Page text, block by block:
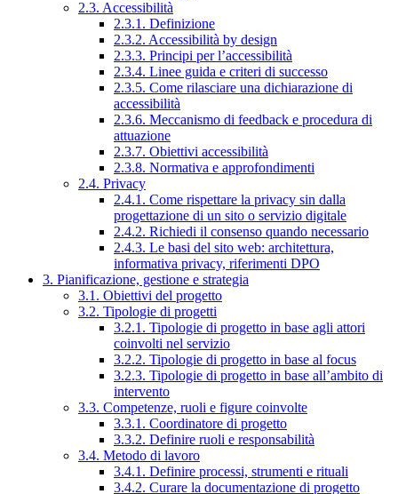
2.3. Accessibilità
2.3.1. Definizione
2.3.2. Accessibilità by design
2.3.3. Principi per l’accessibilità
2.3.4. Linee guida e criteri di successo
2.3.5. Come rilasciare una dichiarazione di
accessibilità
2.3.6. Meccanismo di feedback e procedura di
attuazione
2.3.7. Obiettivi accessibilità
2.3.8. Normativa e approfondimenti
2.4. Privacy
2.4.1. Come rispettare la privacy sin dalla
progettazione di un sito o servizio digitale
2.4.2. Richiedi il consenso quando necessario
2.4.3. Le basi del sito web: architettura,
informativa privacy, riferimenti DPO
3. Pianificazione, gestione e strategia
3.1. Obiettivi del progetto
3.2. Tipologie di progetti
3.2.1. Tipologie di progetto in base agli attori
coinvolti nel servizio
3.2.2. Tipologie di progetto in base al focus
3.2.3. Tipologie di progetto in base all’ambito di
intervento
3.3. Competenze, ruoli e figure coinvolte
3.3.1. Coordinatore di progetto
3.3.2. Definire ruoli e responsabilità
3.4. Metodo di lavoro
3.4.1. Definire processi, strumenti e rituali
3.4.2. Curare la documentazione di progetto